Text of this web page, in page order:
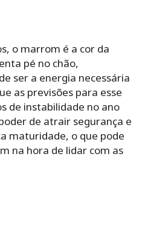
o marrom é a cor da
pé no chão,
ser a energia necessária
as previsões para esse
de instabilidade no ano
de atrair segurança e
maturidade, o que pode
na hora de lidar com as